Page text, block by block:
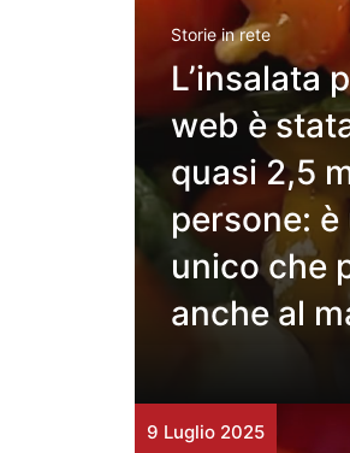
Storie in rete
L’insalata
web è
quasi 2,5
persone:
unico che
anche al
9 Luglio 2025